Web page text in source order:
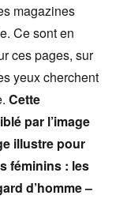
magazines
Ce sont en
ces pages, sur
yeux cherchent
Cette
par l’image
illustre pour
féminins : les
d’homme –